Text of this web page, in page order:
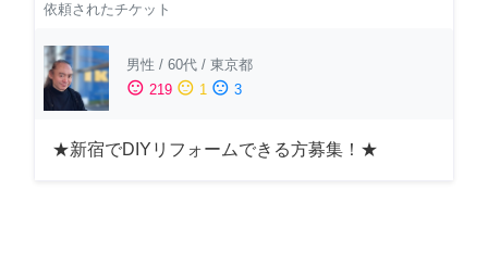
依頼されたチケット
男性 / 60代 / 東京都
sentiment_satisfied 219 sentiment_neutral 1 sentiment_dissatisfied 3
★新宿でDIYリフォームできる方募集！★